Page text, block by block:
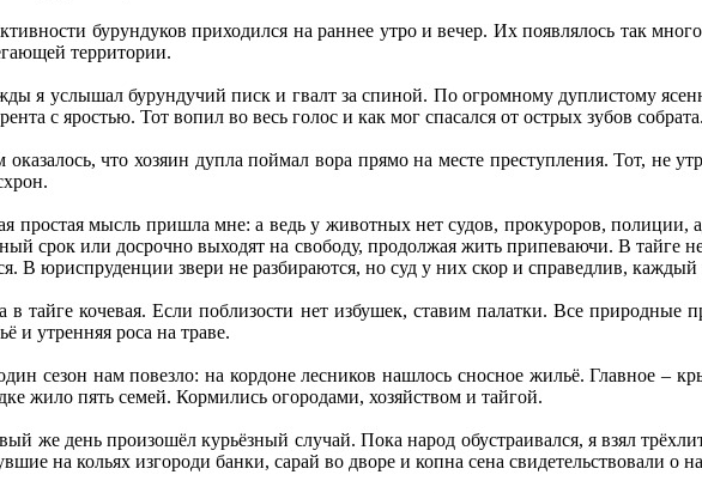
бурундуков приходился на раннее утро и вечер. Их появлялось так
территории.
я услышал бурундучий писк и гвалт за спиной. По огромному дуплистому
с яростью. Тот вопил во весь голос и как мог спасался от острых зубов
оказалось, что хозяин дупла поймал вора прямо на месте преступления. Тот, не
простая мысль пришла мне: а ведь у животных нет судов, прокуроров, полиции,
срок или досрочно выходят на свободу, продолжая жить припеваючи. В тайге
В юриспруденции звери не разбираются, но суд у них скор и справедлив, каждый
в тайге кочевая. Если поблизости нет избушек, ставим палатки. Все
и утренняя роса на траве.
сезон нам повезло: на кордоне лесников нашлось сносное жильё. Главное –
жило пять семей. Кормились огородами, хозяйством и тайгой.
же день произошёл курьёзный случай. Пока народ обустраивался, я взял
на кольях изгороди банки, сарай во дворе и копна сена свидетельствовали о